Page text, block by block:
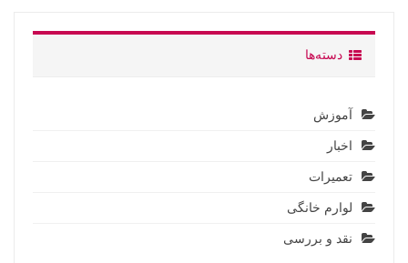
دسته‌ها
آموزش
اخبار
تعمیرات
لوارم خانگی
نقد و بررسی